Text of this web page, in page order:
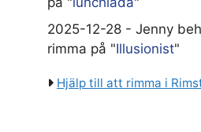
2025-12-28 - Jenny
rimma på "Illusionist"
Hjälp till att rimma i